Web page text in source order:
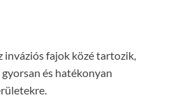
inváziós fajok közé tartozik,
és hatékonyan